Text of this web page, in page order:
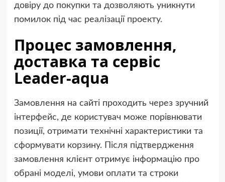
довіру до покупки та дозволяють уникнути
помилок під час реалізації проекту.
Процес замовлення,
доставка та сервіс
Leader-aqua
Замовлення на сайті проходить через зручний
інтерфейс, де користувач може порівнювати
позиції, отримати технічні характеристики та
сформувати корзину. Після підтвердження
замовлення клієнт отримує інформацію про
обрані моделі, умови оплати та строки